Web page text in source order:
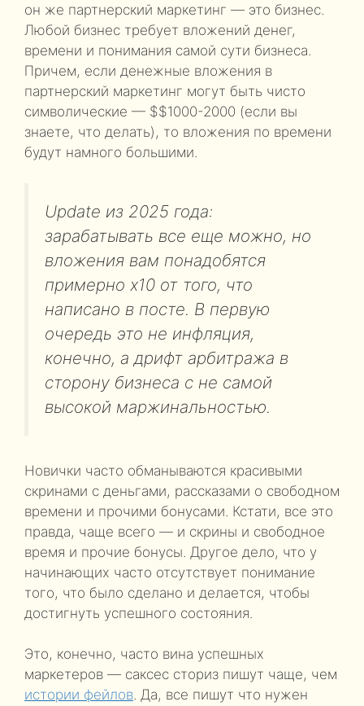
он же партнерский маркетинг — это бизнес.
Любой бизнес требует вложений денег,
времени и понимания самой сути бизнеса.
Причем, если денежные вложения в
партнерский маркетинг могут быть чисто
символические — $$1000-2000 (если вы
знаете, что делать), то вложения по времени
будут намного большими.
Update из 2025 года:
зарабатывать все еще можно, но
вложения вам понадобятся
примерно x10 от того, что
написано в посте. В первую
очередь это не инфляция,
конечно, а дрифт арбитража в
сторону бизнеса с не самой
высокой маржинальностью.
Новички часто обманываются красивыми
скринами с деньгами, рассказами о свободном
времени и прочими бонусами. Кстати, все это
правда, чаще всего — и скрины и свободное
время и прочие бонусы. Другое дело, что у
начинающих часто отсутствует понимание
того, что было сделано и делается, чтобы
достигнуть успешного состояния.
Это, конечно, часто вина успешных
маркетеров — саксес сториз пишут чаще, чем
истории фейлов. Да, все пишут что нужен